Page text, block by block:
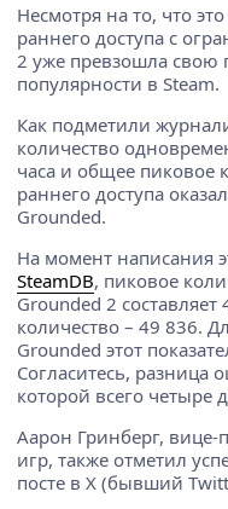
Несмотря на то, что
раннего доступа с
2 уже превзошла свою
популярности в Steam.
Как подметили
количество
часа и общее пиковое
раннего доступа
Grounded.
На момент написания
SteamDB, пиковое
Grounded 2
количество – 49 836.
Grounded этот
Согласитесь, разница
которой всего четыре
Аарон Гринберг, вице-
игр, также отметил
посте в X (бывший